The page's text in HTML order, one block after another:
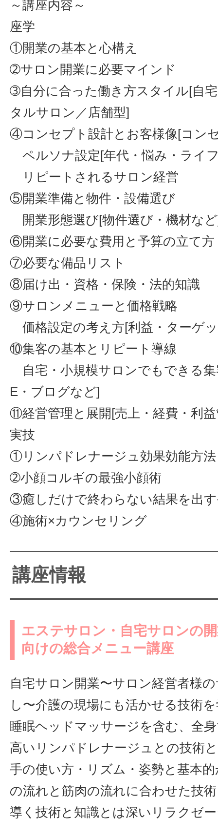
～講座内容～
座学
①開業の基本と心構え
➁サロン開業に必要マインド
➂自分に合った働き方スタイル[自
タルサロン／店舗型]
④コンセプト設計とお客様像[コン
ペルソナ設定[年代・悩み・ライ
リピートされるサロン経営
⑤開業準備と物件・設備選び
開業形態選び[物件選び・機材な
⑥開業に必要な費用と予算の立
⑦必要な備品リスト
⑧届け出・資格・保険・法的知識
⑨サロンメニューと価格戦略
価格設定の考え方[利益・ターゲ
⑩集客の基本とリピート導線
自宅・小規模サロンでもできる集
E・ブログなど]
⑪経営管理と展開[売上・経費・利
実技
①リンパドレナージュ効果効能方法
➁小顔コルギの最強小顔術
③癒しだけで終わらない結果を出
④施術×カウンセリング
講座情報
エステサロン・自宅サロンの
向けの総合メニュー講座
自宅サロン開業〜サロン経営者様
し〜介護の現場にも活かせる技術
睡眠ヘッドマッサージを含む、全
高いリンパドレナージュとの技術
手の使い方・リズム・姿勢と基本
の流れと筋肉の流れに合わせた技
導く技術と知識とは深いリラクゼ